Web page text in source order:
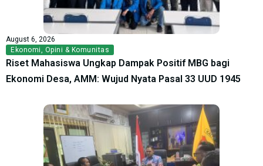
August 6, 2026
Ekonomi, Opini & Komunitas
Riset Mahasiswa Ungkap Dampak Positif MBG bagi
Ekonomi Desa, AMM: Wujud Nyata Pasal 33 UUD 1945